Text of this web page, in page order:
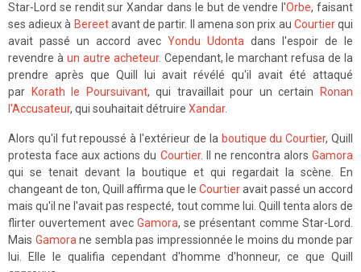
Star-Lord se rendit sur Xandar dans le but de vendre l'Orbe, faisant
ses adieux à Bereetavant de partir. Il amena son prix au Courtierqui
avait passé un accord avec Yondu Udonta dans l'espoir de le
revendre à un autre acheteur. Cependant, le marchant refusa de la
prendre après que Quill lui avait révélé qu'il avait été attaqué
par
Korath le Poursuivant, qui travaillait pour un certain
Ronan
l'Accusateur, qui souhaitait détruire Xandar.
Alors qu'il fut repoussé à l'extérieur de la boutique du Courtier, Quill
protesta face aux actions du Courtier. Il ne rencontra alors Gamora
qui se tenait devant la boutique et qui regardait la scène. En
changeant de ton, Quill affirma que le Courtieravait passé un accord
mais qu'il ne l'avait pas respecté, tout comme lui. Quill tenta alors de
flirter ouvertement avec Gamora, se présentant comme Star-Lord.
Mais Gamorane sembla pas impressionnée le moins du monde par
lui. Elle le qualifia cependant d'homme d'honneur, ce que Quill